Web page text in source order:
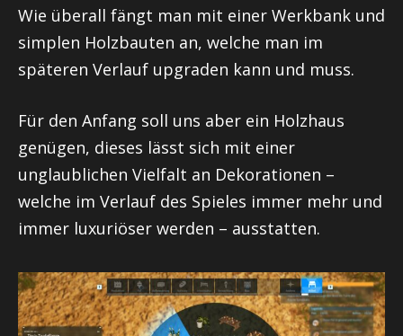
Wie überall fängt man mit einer Werkbank und
simplen Holzbauten an, welche man im
späteren Verlauf upgraden kann und muss.
Für den Anfang soll uns aber ein Holzhaus
genügen, dieses lässt sich mit einer
unglaublichen Vielfalt an Dekorationen –
welche im Verlauf des Spieles immer mehr und
immer luxuriöser werden – ausstatten.